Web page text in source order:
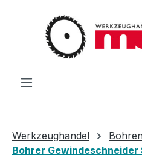
Zum Hauptinhalt springen
Werkzeughandel
Bohrer Gewindeschneider